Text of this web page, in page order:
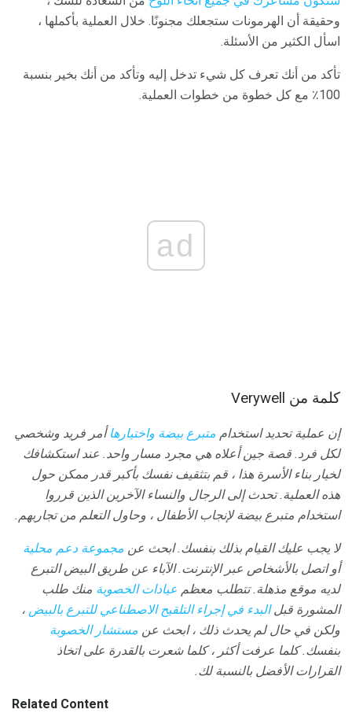
وحقيقة أن الهرمونات ستجعلك مجنونًا. خلال العملية بأكملها ،
اسأل الكثير من الأسئلة.
تأكد من أنك تعرف كل شيء تدخل إليه وتأكد من أنك بخير بنسبة
100٪ مع كل خطوة من خطوات العملية.
ad
كلمة من Verywell
إن عملية تحديد استخدام متبرع بيضة واختيارها أمر فريد وشخصي
لكل فرد. قصة جين أعلاه هي مجرد مسار واحد. عند استكشافك
لخيار بناء الأسرة هذا ، قم بتثقيف نفسك بأكبر قدر ممكن حول
هذه العملية. تحدث إلى الرجال والنساء الآخرين الذين قرروا
استخدام متبرع بيضة لإنجاب الأطفال ، وحاول التعلم من تجاربهم.
لا يجب عليك القيام بذلك بنفسك. ابحث عن مجموعة دعم محلية
أو اتصل بالأشخاص عبر الإنترنت. الآباء عن طريق البيض التبرع
لديه موقع مذهلة. تتطلب معظم عيادات الخصوبة منك طلب
المشورة قبلالبدء في إجراء التلقيح الاصطناعي للتبرع بالبيض ،
ولكن في حال لم يحدث ذلك ، ابحث عن مستشار الخصوبة
بنفسك. كلما عرفت أكثر ، كلما شعرت بالقدرة على اتخاذ
القرارات الأفضل بالنسبة لك.
Related Content